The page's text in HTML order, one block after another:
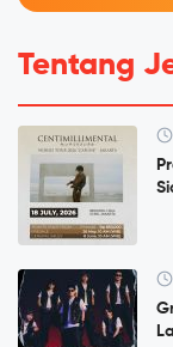
Tentang